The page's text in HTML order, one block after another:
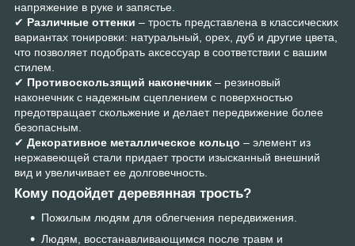
напряжение в руке и запястье.
✔ Различные оттенки – трость представлена в классических
вариантах тонировки: натуральный, орех, дуб и другие цвета,
что позволяет подобрать аксессуар в соответствии с вашим
стилем.
✔ Противоскользящий наконечник – резиновый
наконечник с надежным сцеплением с поверхностью
предотвращает скольжение и делает передвижение более
безопасным.
✔ Декоративное металлическое кольцо – элемент из
нержавеющей стали придает трости изысканный внешний
вид и увеличивает ее долговечность.
Кому подойдет деревянная трость?
Пожилым людям для облегчения передвижения.
Людям, восстанавливающимся после травм и